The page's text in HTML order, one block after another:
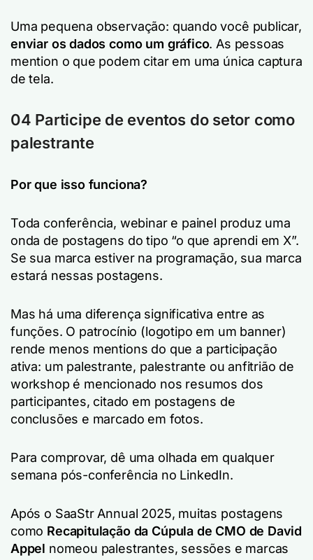
Uma pequena observação: quando você publicar,
enviar os dados como um gráfico. As pessoas
mention o que podem citar em uma única captura
de tela.
04 Participe de eventos do setor como
palestrante
Por que isso funciona?
Toda conferência, webinar e painel produz uma
onda de postagens do tipo “o que aprendi em X”.
Se sua marca estiver na programação, sua marca
estará nessas postagens.
Mas há uma diferença significativa entre as
funções. O patrocínio (logotipo em um banner)
rende menos mentions do que a participação
ativa: um palestrante, palestrante ou anfitrião de
workshop é mencionado nos resumos dos
participantes, citado em postagens de
conclusões e marcado em fotos.
Para comprovar, dê uma olhada em qualquer
semana pós-conferência no LinkedIn.
Após o SaaStr Annual 2025, muitas postagens
como Recapitulação da Cúpula de CMO de David
Appel nomeou palestrantes, sessões e marcas